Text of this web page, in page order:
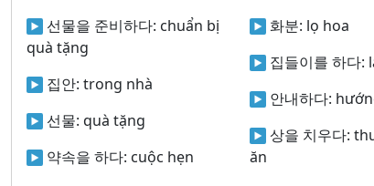
선물을 준비하다: chuẩn bị
quà tặng
집안: trong nhà
선물: quà tặng
약속을 하다: cuộc hẹn
화분: lọ hoa
집들이를 하다:
안내하다:
상을 치우다:
ăn